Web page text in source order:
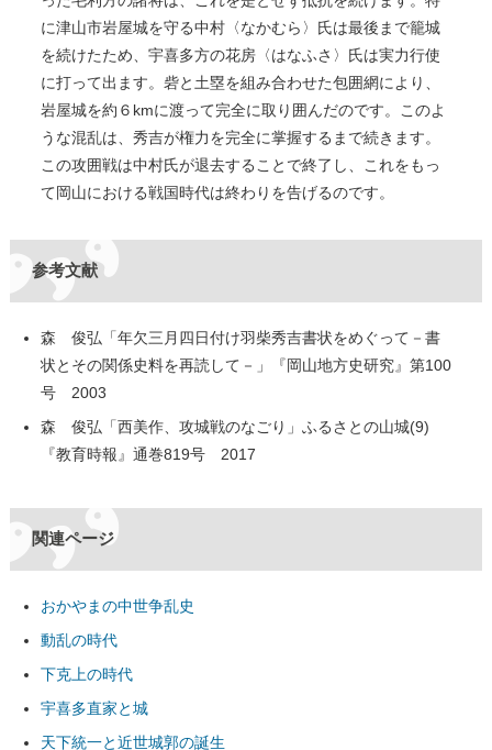
に津山市岩屋城を守る中村〈なかむら〉氏は最後まで籠城
を続けたため、宇喜多方の花房〈はなふさ〉氏は実力行使
に打って出ます。砦と土塁を組み合わせた包囲網により、
岩屋城を約６kmに渡って完全に取り囲んだのです。このよ
うな混乱は、秀吉が権力を完全に掌握するまで続きます。
この攻囲戦は中村氏が退去することで終了し、これをもっ
て岡山における戦国時代は終わりを告げるのです。
参考文献
森 俊弘「年欠三月四日付け羽柴秀吉書状をめぐって－書
状とその関係史料を再読して－」『岡山地方史研究』第100
号 2003
森 俊弘「西美作、攻城戦のなごり」ふるさとの山城(9)
『教育時報』通巻819号 2017
関連ページ
おかやまの中世争乱史
動乱の時代
下克上の時代
宇喜多直家と城
天下統一と近世城郭の誕生